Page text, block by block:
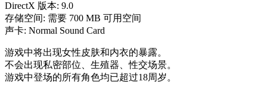
DirectX 版本: 9.0
存储空间: 需要 700 MB 可用空间
声卡: Normal Sound Card
游戏中将出现女性皮肤和内衣的暴露。
不会出现私密部位、生殖器、性交场景。
游戏中登场的所有角色均已超过18周岁。